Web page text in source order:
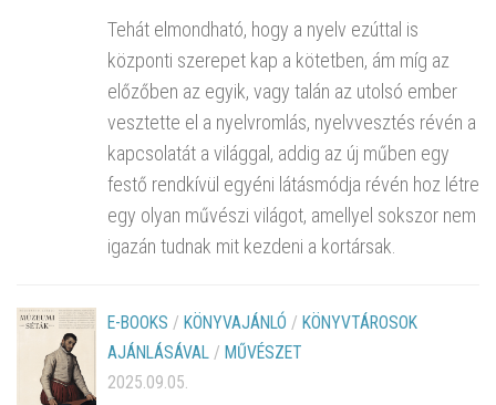
Tehát elmondható, hogy a nyelv ezúttal is
központi szerepet kap a kötetben, ám míg az
előzőben az egyik, vagy talán az utolsó ember
vesztette el a nyelvromlás, nyelvvesztés révén a
kapcsolatát a világgal, addig az új műben egy
festő rendkívül egyéni látásmódja révén hoz létre
egy olyan művészi világot, amellyel sokszor nem
igazán tudnak mit kezdeni a kortársak.
E-BOOKS / KÖNYVAJÁNLÓ / KÖNYVTÁROSOK
AJÁNLÁSÁVAL / MŰVÉSZET
2025.09.05.